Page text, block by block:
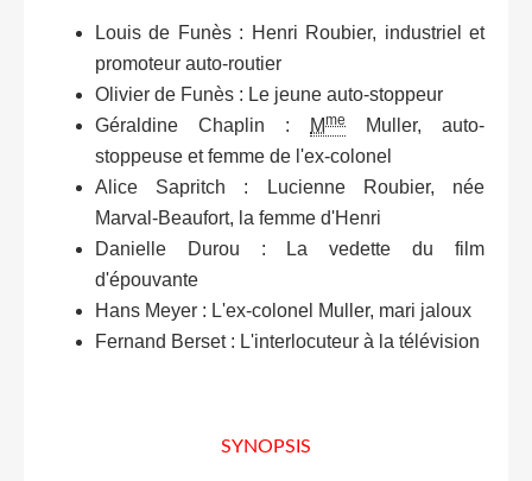
Louis de Funès : Henri Roubier, industriel et
promoteur auto-routier
Olivier de Funès : Le jeune auto-stoppeur
Géraldine Chaplin :
Mme
Muller, auto-
stoppeuse et femme de l'ex-colonel
Alice Sapritch : Lucienne Roubier, née
Marval-Beaufort, la femme d'Henri
Danielle Durou : La vedette du film
d'épouvante
Hans Meyer : L'ex-colonel Muller, mari jaloux
Fernand Berset : L'interlocuteur à la télévision
SYNOPSIS